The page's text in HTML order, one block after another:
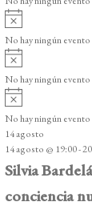
i
o
v
i
o
No hay ningún evento
v
i
o
No hay ningún evento
v
i
s
o
No hay ningún evento
14 agosto
14 agosto @ 19:00-
Silvia
conciencia